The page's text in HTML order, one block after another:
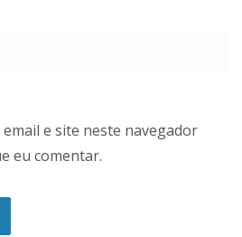
e site neste navegador
eu comentar.